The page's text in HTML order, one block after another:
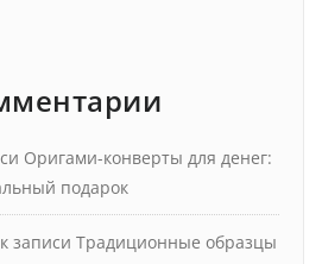
Оригами-конверты для денег:
подарок
к записи Традиционные образцы